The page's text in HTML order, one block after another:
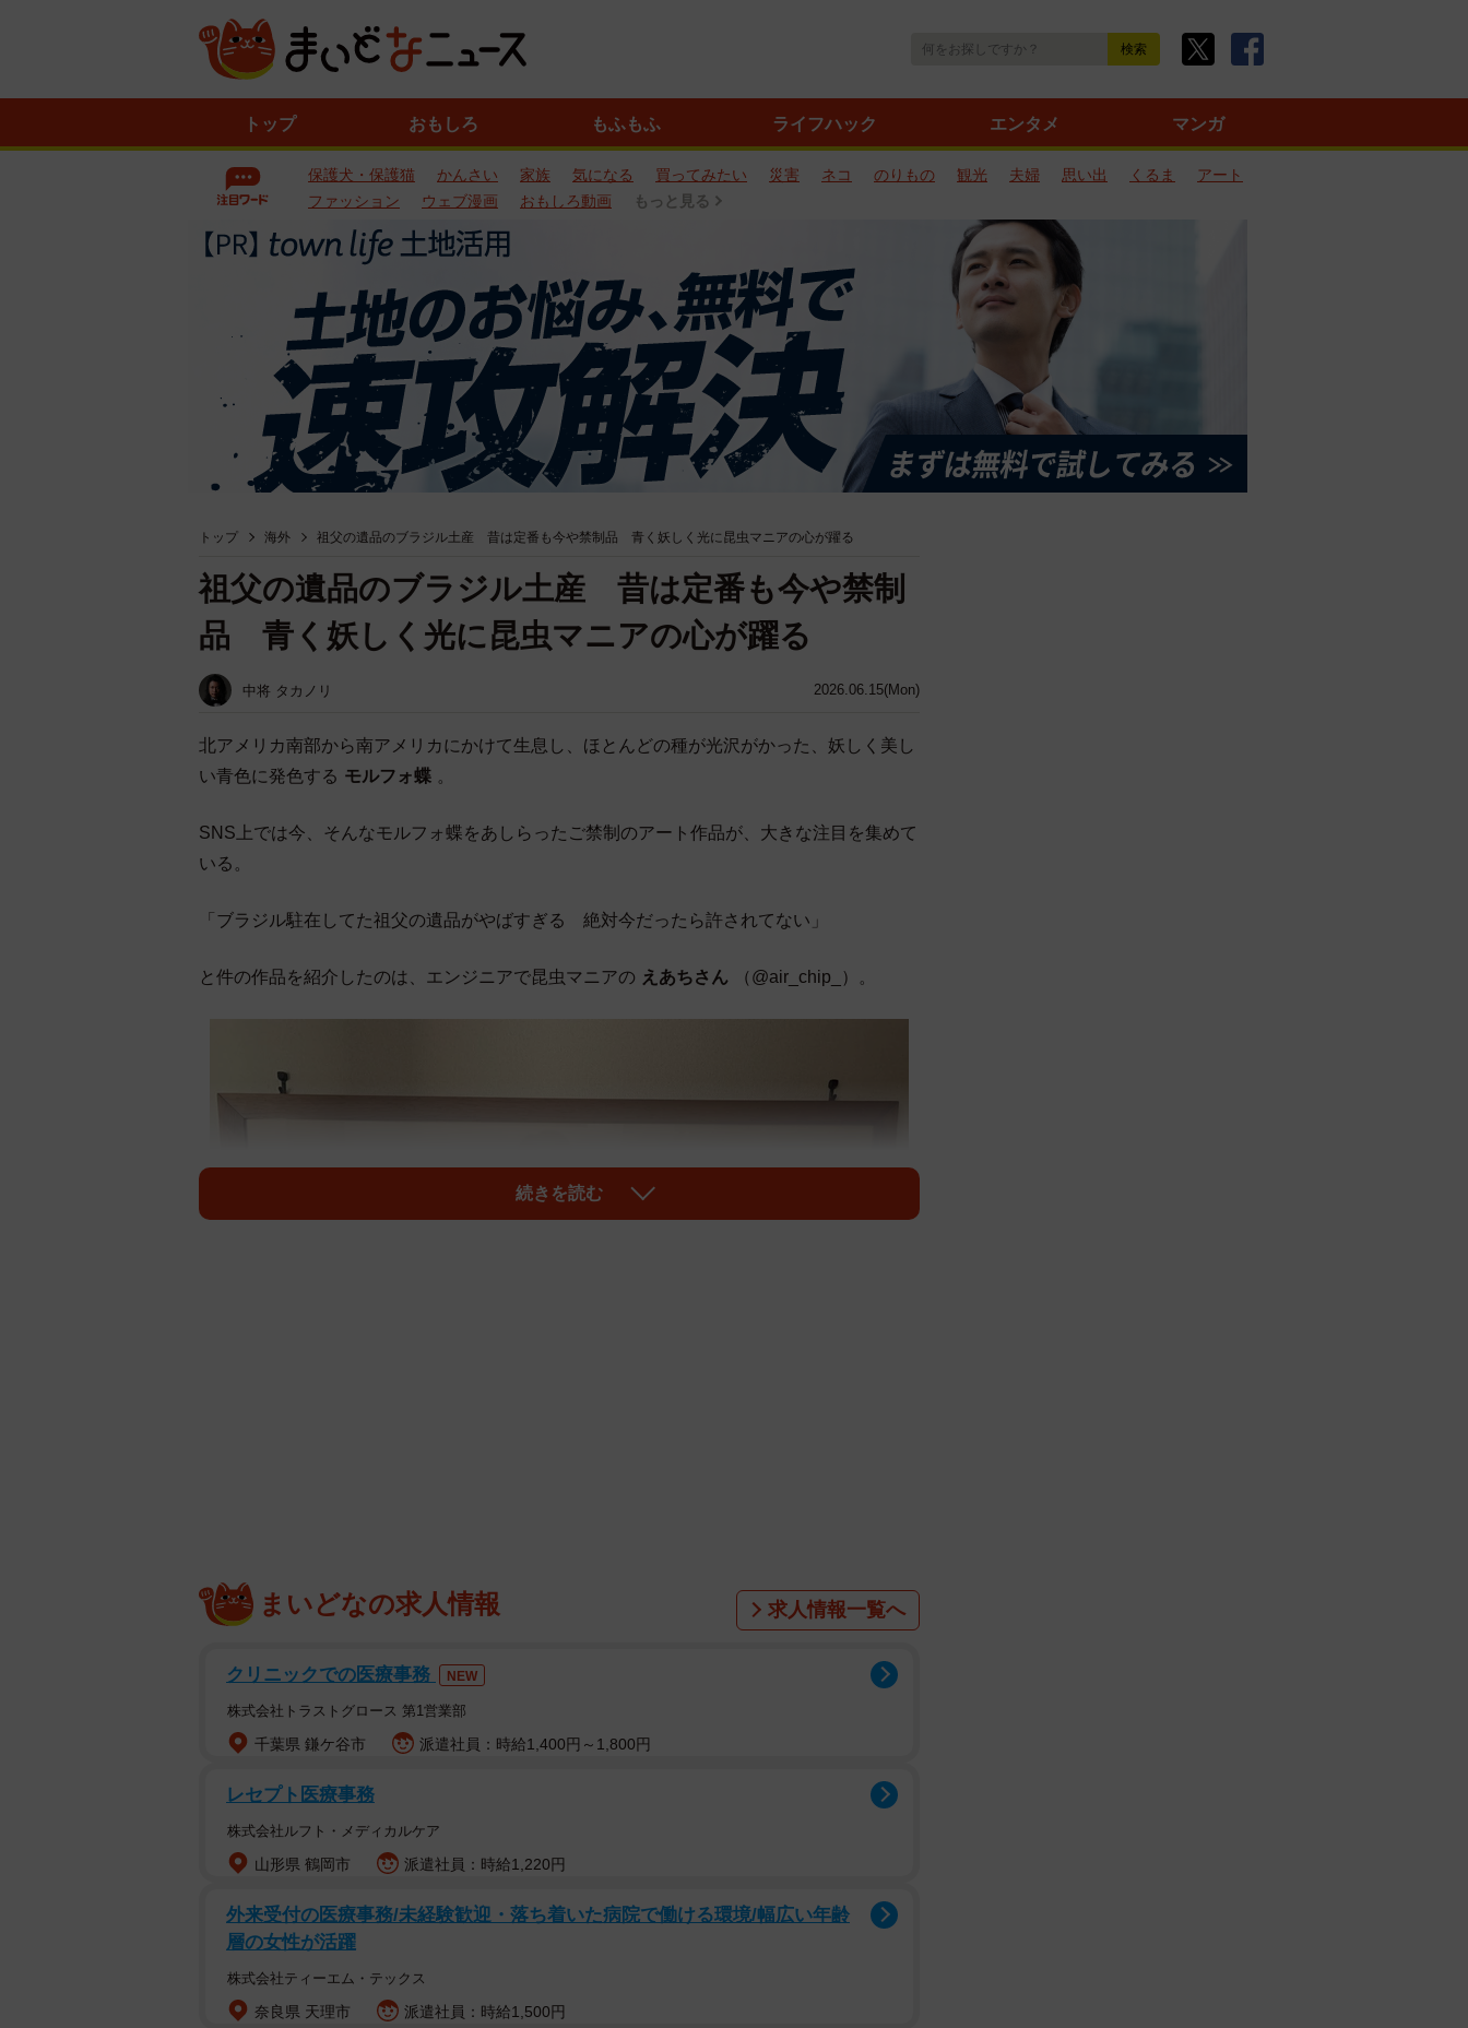
トップ おもしろ もふもふ ライフハック エンタメ マンガ
保護犬・保護猫 かんさい 家族 気になる 買ってみたい 災害 ネコ のりもの 観光 夫婦 思い出 くるま
アート
ファッション
ウェブ漫画 おもしろ動画 もっと見る
トップ 海外 祖父の遺品のブラジル土産 昔は定番も今や禁制品 青く妖しく光に昆虫マニアの心が躍る
2026.06.15(Mon)
祖父の遺品のブラジル土産 昔は定番も今や禁制
品 青く妖しく光に昆虫マニアの心が躍る
中将 タカノリ
北アメリカ南部から南アメリカにかけて生息し、ほとんどの種が光沢がかった、妖しく美し
い青色に発色する モルフォ蝶 。
SNS上では今、そんなモルフォ蝶をあしらったご禁制のアート作品が、大きな注目を集めて
いる。
「ブラジル駐在してた祖父の遺品がやばすぎる 絶対今だったら許されてない」
と件の作品を紹介したのは、エンジニアで昆虫マニアの えあちさん （@air_chip_）。
昔はブラジル土産として定番だったモルフォ蝶のアートや標本だが、現在ではワシントン条
続きを読む
まいどなの求人情報 求人情報一覧へ
クリニックでの医療事務 NEW
株式会社トラストグロース 第1営業部
千葉県 鎌ケ谷市 派遣社員：時給1,400円～1,800円
レセプト医療事務
株式会社ルフト・メディカルケア
山形県 鶴岡市 派遣社員：時給1,220円
外来受付の医療事務/未経験歓迎・落ち着いた病院で働ける環境/幅広い年齢
層の女性が活躍
株式会社ティーエム・テックス
奈良県 天理市 派遣社員：時給1,500円